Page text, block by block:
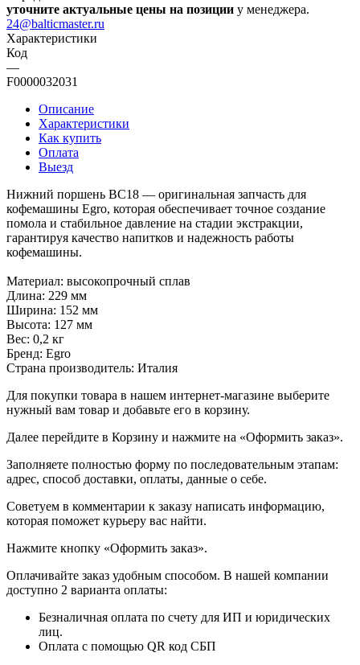
уточните актуальные цены на позиции у менеджера.
24@balticmaster.ru
Характеристики
Код
—
F0000032031
Описание
Характеристики
Как купить
Оплата
Выезд
Нижний поршень BC18 — оригинальная запчасть для
кофемашины Egro, которая обеспечивает точное создание
помола и стабильное давление на стадии экстракции,
гарантируя качество напитков и надежность работы
кофемашины.
Материал: высокопрочный сплав
Длина: 229 мм
Ширина: 152 мм
Высота: 127 мм
Вес: 0,2 кг
Бренд: Egro
Страна производитель: Италия
Для покупки товара в нашем интернет-магазине выберите
нужный вам товар и добавьте его в корзину.
Далее перейдите в Корзину и нажмите на «Оформить заказ».
​​​​​​​Заполняете полностью форму по последовательным этапам:
адрес, способ доставки, оплаты, данные о себе.
​​​​​​​Советуем в комментарии к заказу написать информацию,
которая поможет курьеру вас найти.
​​​​​​​Нажмите кнопку «Оформить заказ».
Оплачивайте заказ удобным способом. В нашей компании
доступно 2 варианта оплаты:
Безналичная оплата по счету для ИП и юридических
лиц.
Оплата с помощью QR код СБП